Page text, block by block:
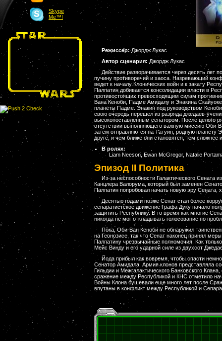
Skype
Me™!
Режиссер:Джордж Лукас
Автор сценария: Джордж Лукас
Действие разворачивается через десять лет
пучину противоречий и хаоса. Назревающий
ведет к началу Клонических войн и к закату
Палпатин добивается консолидации власти в
противостоящих превосходящим силам
Вана Кеноби, Падме Амидалу и Энакина
планеты Падме. Энакин под руководством
свою очередь перешел из разряда джедаев-
высокопоставленным сенатором. После целого
отсутствии выполняющего важную миссию Оби-
затем отправляются на Татуин, родную планету
друге, и чем ближе они становятся, тем
В ролях:
Liam Neeson, Ewan McGregor, Natalie
Эпизод II Политика
Из-за неспособности Галактического Сената
Канцлера Валорума, который был заменен
Палпатин попробовал начать новую эру Сената,
Десятью годами позже Сенат стал более
сепаратистское движение Графа Дуку начало
защитить Республику. В то время как многие
никогда не мог откладывать голосование по
Пока, Оби-Ван Кеноби не обнаружил
на Геонозисе, так что Сенат наконец принял
Палпатину чрезвычайные полномочия. Как
Мейс Винду и его ударной силе из двухсот
Йода прибыл как вовремя, чтобы спасти
Сенатор Амидала. Армия клонов представляла
Гильдии и Межгалактического Банковского
сражение между Республикой и КНС отметило
Войны Клона бушевали еще много лет после
впутаны в конфликт между Республикой и